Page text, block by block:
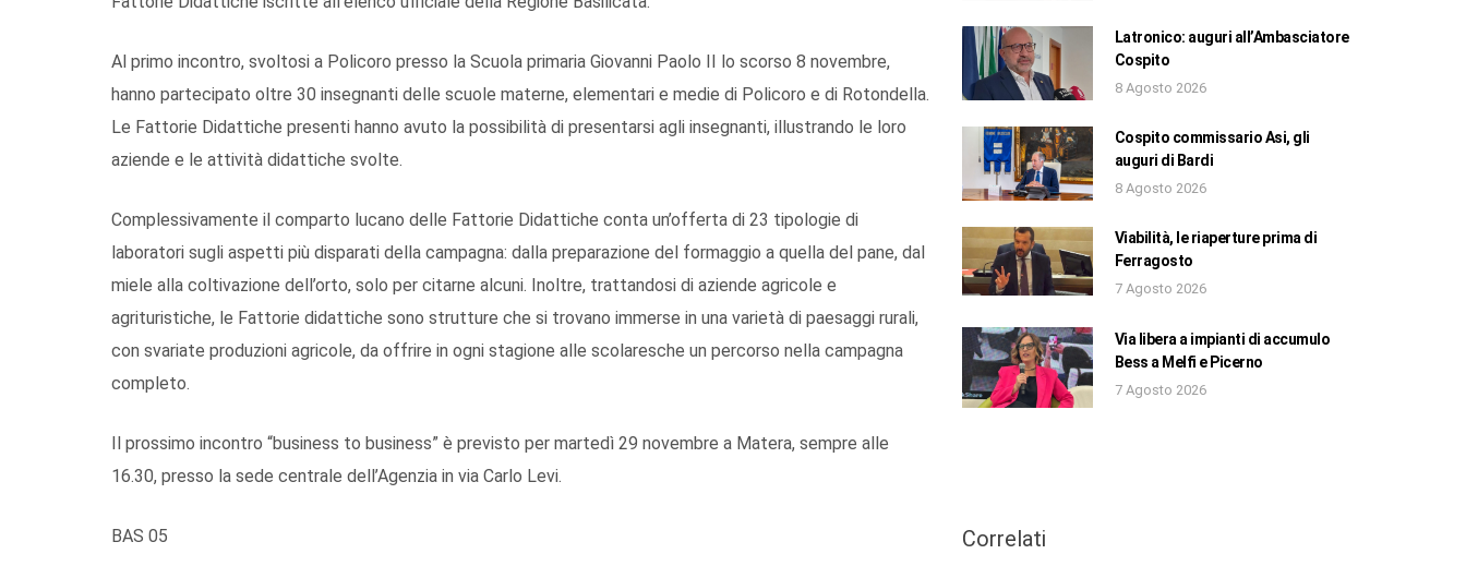
Al primo incontro, svoltosi a Policoro presso la Scuola primaria Giovanni Paolo II lo scorso 8 novembre,
hanno partecipato oltre 30 insegnanti delle scuole materne, elementari e medie di Policoro e di Rotondella.
Le Fattorie Didattiche presenti hanno avuto la possibilità di presentarsi agli insegnanti, illustrando le loro
aziende e le attività didattiche svolte.
Complessivamente il comparto lucano delle Fattorie Didattiche conta un’offerta di 23 tipologie di
laboratori sugli aspetti più disparati della campagna: dalla preparazione del formaggio a quella del pane, dal
miele alla coltivazione dell’orto, solo per citarne alcuni. Inoltre, trattandosi di aziende agricole e
agrituristiche, le Fattorie didattiche sono strutture che si trovano immerse in una varietà di paesaggi rurali,
con svariate produzioni agricole, da offrire in ogni stagione alle scolaresche un percorso nella campagna
completo.
Il prossimo incontro “business to business” è previsto per martedì 29 novembre a Matera, sempre alle
16.30, presso la sede centrale dell’Agenzia in via Carlo Levi.
BAS 05
Latronico: auguri all’Ambasciatore
Cospito
8 Agosto 2026
Cospito commissario Asi, gli
auguri di Bardi
8 Agosto 2026
Viabilità, le riaperture prima di
Ferragosto
7 Agosto 2026
Via libera a impianti di accumulo
Bess a Melfi e Picerno
7 Agosto 2026
Correlati